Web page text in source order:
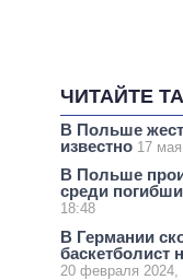
ЧИТАЙТЕ
В Польше
известно 17
В Польше
среди
18:48
В Германии
баскетболист
20 февраля 2024,